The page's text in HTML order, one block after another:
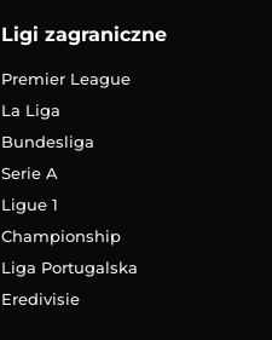
Ligi zagraniczne
Premier League
La Liga
Bundesliga
Serie A
Ligue 1
Championship
Liga Portugalska
Eredivisie